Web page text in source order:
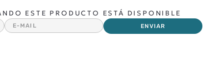
ESTE PRODUCTO ESTÁ DISPONIBLE
ENVIAR